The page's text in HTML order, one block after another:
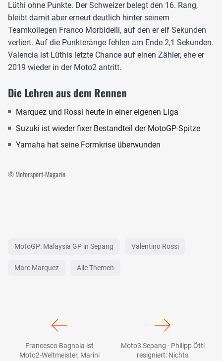
Lüthi ohne Punkte. Der Schweizer belegt den 16. Rang,
bleibt damit aber erneut deutlich hinter seinem
Teamkollegen Franco Morbidelli, auf den er elf Sekunden
verliert. Auf die Punkteränge fehlen am Ende 2,1 Sekunden.
Valencia ist Lüthis letzte Chance auf einen Zähler, ehe er
2019 wieder in der Moto2 antritt.
Die Lehren aus dem Rennen
Marquez und Rossi heute in einer eigenen Liga
Suzuki ist wieder fixer Bestandteil der MotoGP-Spitze
Yamaha hat seine Formkrise überwunden
© Motorsport-Magazin
MotoGP: Malaysia GP in Sepang Valentino Rossi
Marc Marquez Alle Themen
Francesco Bagnaia ist
Moto2-Weltmeister, Marini
Moto3 Sepang - Philipp Öttl
resigniert: Nichts